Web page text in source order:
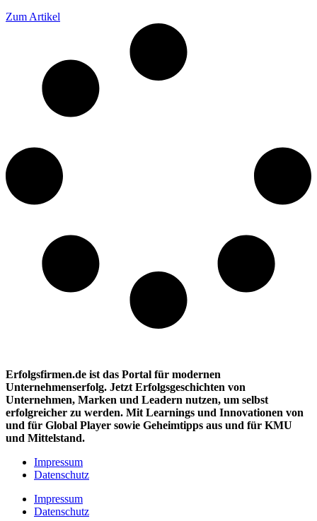
Zum Artikel
Erfolgsfirmen.de ist das Portal für modernen
Unternehmenserfolg. Jetzt Erfolgsgeschichten von
Unternehmen, Marken und Leadern nutzen, um selbst
erfolgreicher zu werden. Mit Learnings und Innovationen von
und für Global Player sowie Geheimtipps aus und für KMU
und Mittelstand.
Impressum
Datenschutz
Impressum
Datenschutz